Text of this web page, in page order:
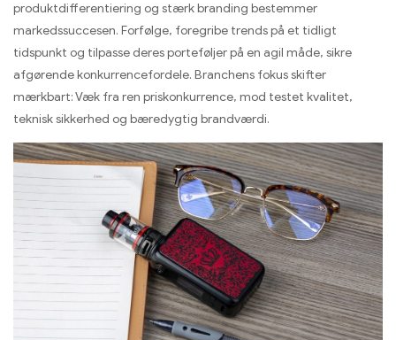
produktdifferentiering og stærk branding bestemmer
markedssuccesen. Forfølge, foregribe trends på et tidligt
tidspunkt og tilpasse deres porteføljer på en agil måde, sikre
afgørende konkurrencefordele. Branchens fokus skifter
mærkbart: Væk fra ren priskonkurrence, mod testet kvalitet,
teknisk sikkerhed og bæredygtig brandværdi.